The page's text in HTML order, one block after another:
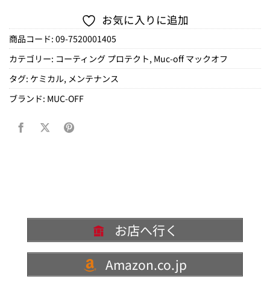
お気に入りに追加
商品コード: 09-7520001405
カテゴリー: コーティング プロテクト, Muc-off マックオフ
タグ: ケミカル, メンテナンス
ブランド: MUC-OFF
お店へ行く
Amazon.co.jp